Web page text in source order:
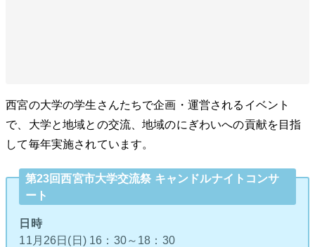
西宮の大学の学生さんたちで企画・運営されるイベント
で、大学と地域との交流、地域のにぎわいへの貢献を目指
して毎年実施されています。
第23回西宮市大学交流祭 キャンドルナイトコンサ
ート
日時
11月26日(日) 16：30～18：30